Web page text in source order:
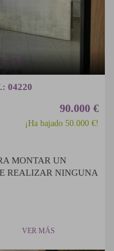
04220
90.000 €
¡Ha bajado 50.000 €!
MONTAR UN
REALIZAR NINGUNA
VER MÁS